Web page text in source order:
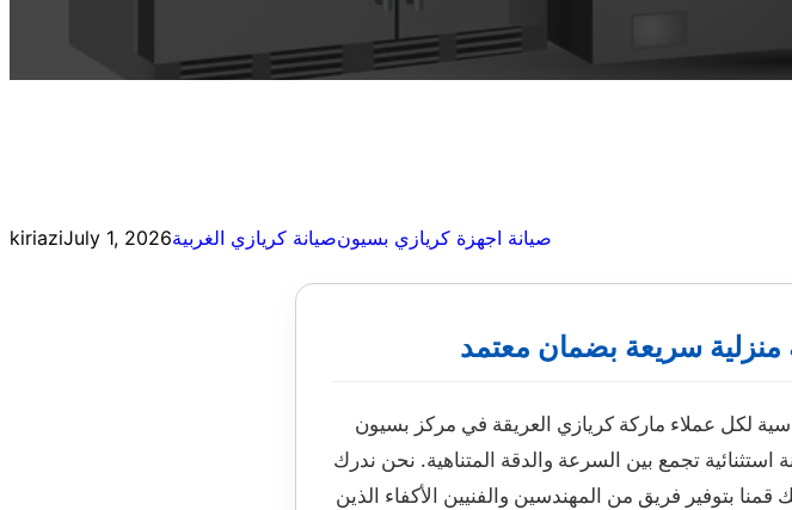
kiriaziJuly 1, 2026صيانة كريازي الغربيةصيانة اجهزة كريازي بسيون
سريعة بضمان معتمد
لكل عملاء ماركة كريازي العريقة في مركز بسيون
تجمع بين السرعة والدقة المتناهية. نحن ندرك
قمنا بتوفير فريق من المهندسين والفنيين الأكفاء الذين